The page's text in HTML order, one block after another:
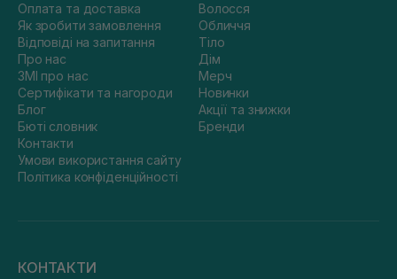
Оплата та доставка
Як зробити замовлення
Відповіді на запитання
Про нас
ЗМІ про нас
Сертифікати та нагороди
Блог
Бюті словник
Контакти
Умови використання сайту
Політика конфіденційності
Волосся
Обличчя
Тіло
Дім
Мерч
Новинки
Акції та знижки
Бренди
КОНТАКТИ